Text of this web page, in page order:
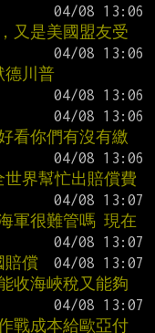
又是美國盟友受
川普
看你們有沒有繳
界幫忙出賠償費
軍很難管嗎 現在
償
收海峽稅又能夠
戰成本給歐亞付